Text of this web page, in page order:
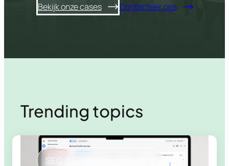
Bekijk onze cases Contacteer ons
Trending topics
SEO,